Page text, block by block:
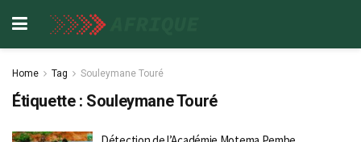
Home Tag Souleymane Touré
Étiquette : Souleymane Touré